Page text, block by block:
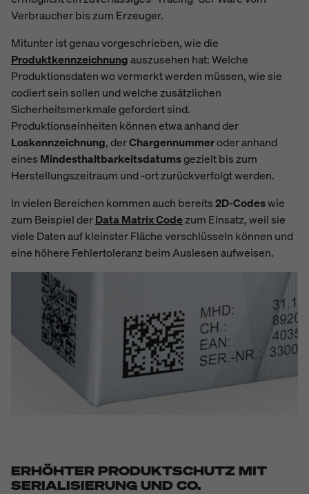
Verbraucher bis zum Erzeuger.
Mitunter ist genau vorgeschrieben, wie die
Produktkennzeichnungauszusehen hat: Welche
Produktionsdaten wo vermerkt werden müssen, wie sie
codiert sein sollen und welche zusätzlichen
Sicherheitsmerkmale gefordert sind.
Produktionseinheiten können etwa anhand der
Loskennzeichnung, derChargennummeroder anhand
eines Mindesthaltbarkeitsdatumsgezielt bis zum
Herstellungszeitraum und -ort zurückverfolgt werden.
In vielen Bereichen kommen auch bereits2D-Codeswie
zum Beispiel derData Matrix Codezum Einsatz, weil sie
viele Daten auf kleinster Fläche verschlüsseln können und
eine höhere Fehlertoleranz beim Auslesen aufweisen.
ERHÖHTER PRODUKTSCHUTZ MIT
SERIALISIERUNG UND CO.